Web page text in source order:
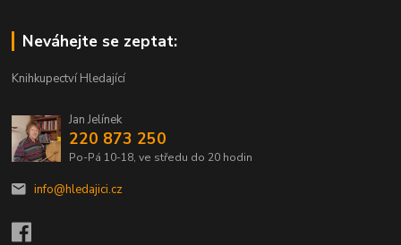
Neváhejte se zeptat:
Knihkupectví Hledající
Jan Jelínek
220 873 250
Po-Pá 10-18, ve středu do 20 hodin
info@hledajici.cz